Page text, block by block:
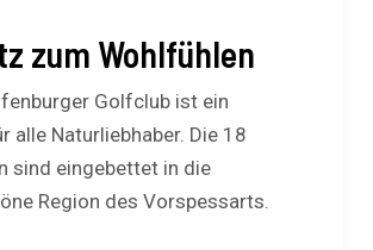
zum Wohlfühlen
Golfclub ist ein
alle Naturliebhaber. Die 18
sind eingebettet in die
Region des Vorspessarts.